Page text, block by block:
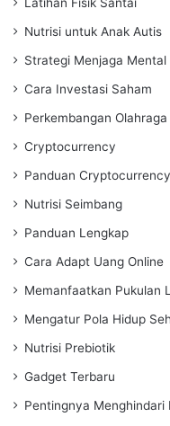
Nutrisi untuk Anak Autis
Strategi Menjaga Mental
Cara Investasi Saham
Perkembangan
Cryptocurrency
Panduan Cryptocurrency
Nutrisi Seimbang
Panduan Lengkap
Cara Adapt Uang Online
Memanfaatkan Pukulan
Mengatur Pola Hidup
Nutrisi Prebiotik
Gadget Terbaru
Pentingnya Menghindari